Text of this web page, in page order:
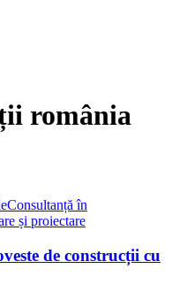
românia
Consultanță în
și proiectare
de construcții cu